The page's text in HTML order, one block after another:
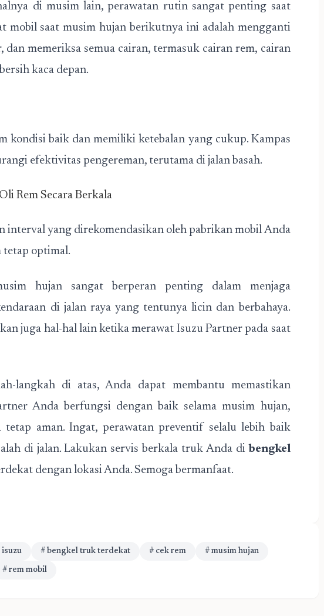
di musim lain, perawatan rutin sangat penting saat
mobil saat musim hujan berikutnya ini adalah mengganti
memeriksa semua cairan, termasuk cairan rem, cairan
kaca depan.
kondisi baik dan memiliki ketebalan yang cukup. Kampas
efektivitas pengereman, terutama di jalan basah.
Rem Secara Berkala
interval yang direkomendasikan oleh pabrikan mobil Anda
tetap optimal.
hujan sangat berperan penting dalam menjaga
di jalan raya yang tentunya licin dan berbahaya.
juga hal-hal lain ketika merawat Isuzu Partner pada saat
langkah di atas, Anda dapat membantu memastikan
Anda berfungsi dengan baik selama musim hujan,
tetap aman. Ingat, perawatan preventif selalu lebih baik
di jalan. Lakukan servis berkala truk Anda di bengkel
dengan lokasi Anda. Semoga bermanfaat.
# bengkel truk terdekat # cek rem # musim hujan
# rem mobil